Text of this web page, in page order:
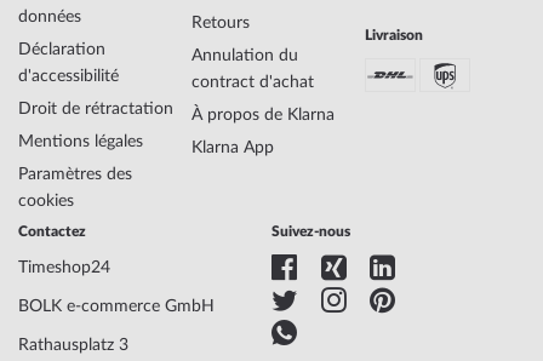
mouvement
8203, Citizen
Fonctions
Date, Minute, Second, Heure, Jour de la
semaine
Matériau du
logement
Largeur du logement
Épaisseur du
Étanchéité
données
Déclaration
d'accessibilité
Droit de rétractation
Mentions légales
Paramètres des
cookies
Retours
Annulation du
contract d'achat
À propos de Klarna
Klarna App
Livraison
Contactez
Timeshop24
BOLK e-commerce GmbH
Rathausplatz 3
Suivez-nous